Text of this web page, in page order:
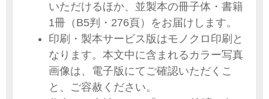
いただけるほか、並製本の冊子体・書籍
1冊（B5判・276頁）をお届けします。
印刷・製本サービス版はモノクロ印刷と
なります。本文中に含まれるカラー写真
画像は、電子版にてご確認いただくこ
と、ご容赦ください。